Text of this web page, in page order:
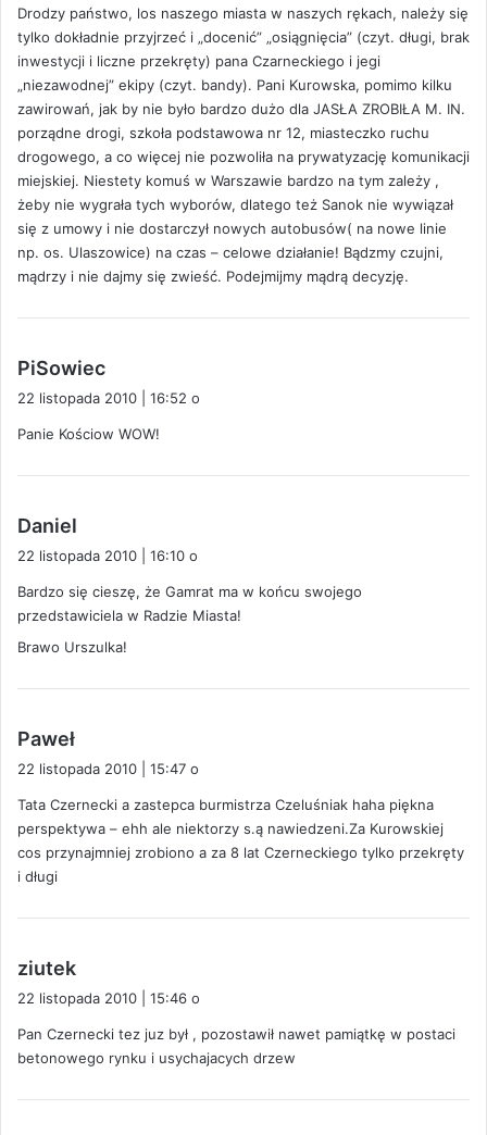
z
e
:
Drodzy państwo, los naszego miasta w naszych rękach, należy się
tylko dokładnie przyjrzeć i „docenić” „osiągnięcia” (czyt. długi, brak
inwestycji i liczne przekręty) pana Czarneckiego i jegi
„niezawodnej” ekipy (czyt. bandy). Pani Kurowska, pomimo kilku
zawirowań, jak by nie było bardzo dużo dla JASŁA ZROBIŁA M. IN.
porządne drogi, szkoła podstawowa nr 12, miasteczko ruchu
drogowego, a co więcej nie pozwoliła na prywatyzację komunikacji
miejskiej. Niestety komuś w Warszawie bardzo na tym zależy ,
żeby nie wygrała tych wyborów, dlatego też Sanok nie wywiązał
się z umowy i nie dostarczył nowych autobusów( na nowe linie
np. os. Ulaszowice) na czas – celowe działanie! Bądzmy czujni,
mądrzy i nie dajmy się zwieść. Podejmijmy mądrą decyzję.
PiSowiec
z
22 listopada 2010 | 16:52 o
Panie Kościow WOW!
Daniel
z
e
:
22 listopada 2010 | 16:10 o
Bardzo się cieszę, że Gamrat ma w końcu swojego
przedstawiciela w Radzie Miasta!
Brawo Urszulka!
Paweł
z
e
:
22 listopada 2010 | 15:47 o
Tata Czernecki a zastepca burmistrza Czeluśniak haha piękna
perspektywa – ehh ale niektorzy s.ą nawiedzeni.Za Kurowskiej
cos przynajmniej zrobiono a za 8 lat Czerneckiego tylko przekręty
i długi
ziutek
z
e
22 listopada 2010 | 15:46 o
Pan Czernecki tez juz był , pozostawił nawet pamiątkę w postaci
betonowego rynku i usychajacych drzew